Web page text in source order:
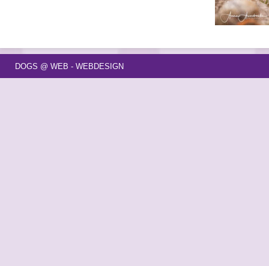
DOGS @ WEB - WEBDESIGN